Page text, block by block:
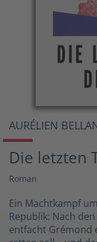
AURÉLIEN
Die letzten
Roman
Ein Machtkampf
Republik: Nach
entfacht Grémond